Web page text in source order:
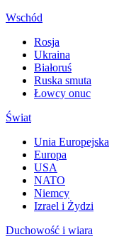
Wschód
Rosja
Ukraina
Białoruś
Ruska smuta
Łowcy onuc
Świat
Unia Europejska
Europa
USA
NATO
Niemcy
Izrael i Żydzi
Duchowość i wiara